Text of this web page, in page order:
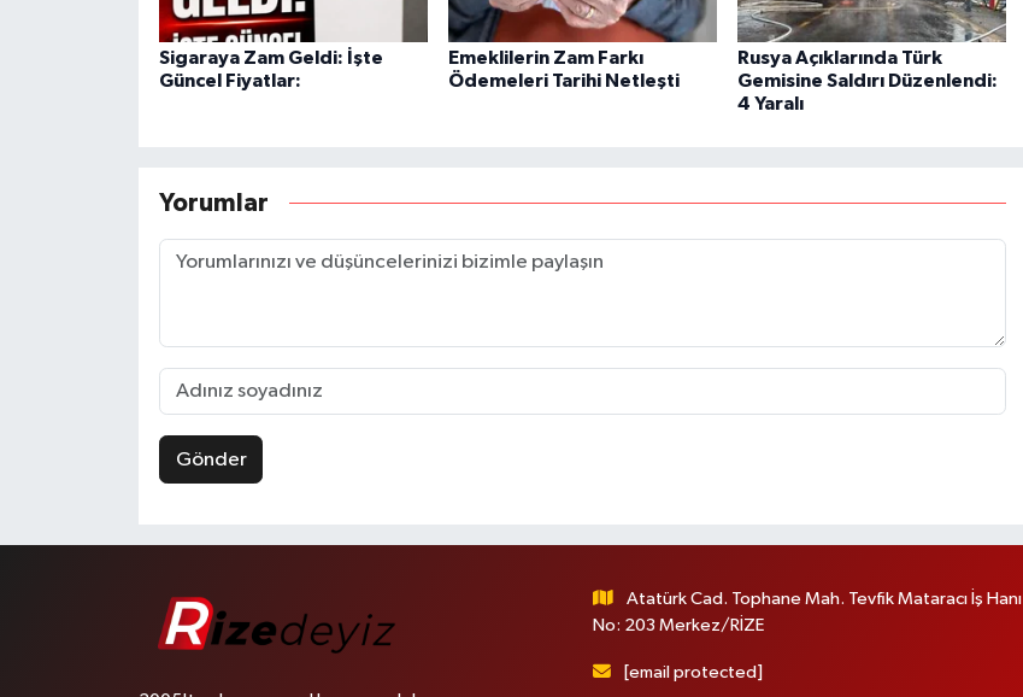
Sigaraya Zam Geldi: İşte
Güncel Fiyatlar:
Emeklilerin Zam Farkı
Ödemeleri Tarihi Netleşti
Rusya Açıklarında Türk
Gemisine Saldırı Düzenlendi:
4 Yaralı
Yorumlar
Gönder
Atatürk Cad. Tophane Mah. Tevfik Mataracı İş Hanı
No: 203 Merkez/RİZE
[email protected]